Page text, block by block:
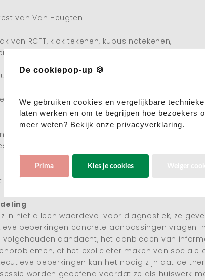
van Van Heugten
van RCFT, klok tekenen, kubus natekenen,
pas, cartoons
en overzicht
van impulsen
en inzicht
en betrouwbaarheid) AKTG, TOM, en VAT-E
niet alleen waardevol voor diagnostiek, ze
beperkingen concrete aanpassingen vragen
aandacht, het aanbieden van
of het explicieter maken van
beperkingen kan het nodig zijn dat de
worden geoefend voordat ze als huiswerk
De cookiepop-up 🍪
We gebruiken cookies en vergelijkbare
laten werken en om te begrijpen hoe bezoekers
meer weten? Bekijk onze privacyverklaring.
Prima Kies je cookies